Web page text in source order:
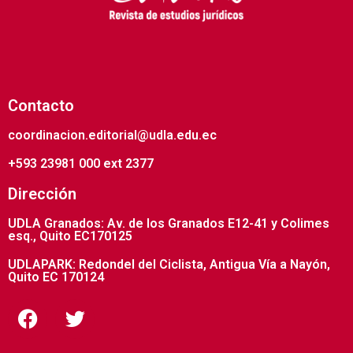
Contacto
coordinacion.editorial@udla.edu.ec
+593 23981 000 ext 2377
Dirección
UDLA Granados: Av. de los Granados E12-41 y Colimes
esq., Quito EC170125
UDLAPARK: Redondel del Ciclista, Antigua Vía a Nayón,
Quito EC 170124